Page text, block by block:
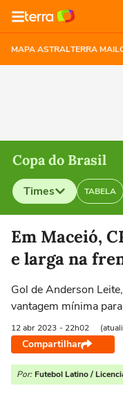
MAPA ASTRALTERRA MAIL
Copa do Brasil
Times TABELA
Selecione o time para
Em Maceió,
e larga na
Gol de Anderson
vantagem mínima
12 abr 2023 - 22h02
Compartilhar
Por: Futebol Latino /